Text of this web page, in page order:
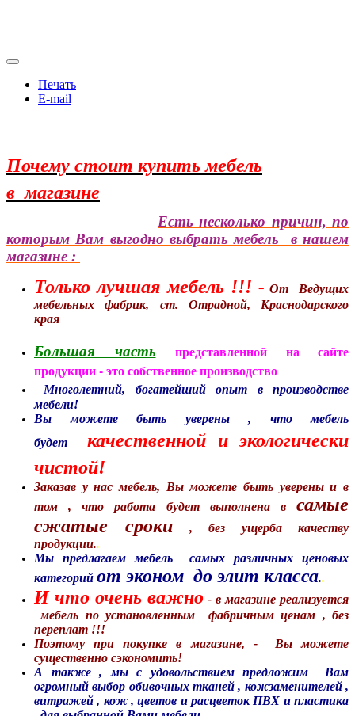
Печать
E-mail
Почему стоит купить мебель
в магазине
Есть несколько причин, по
которым Вам выгодно выбрать мебель в нашем
магазине :
Только лучшая мебель !!! - От Ведущих
мебельных фабрик, ст. Отрадной, Краснодарского
края
Большая часть представленной на сайте
продукции - это собственное производство
Многолетний, богатейший опыт в производстве
мебели!
Вы
можете быть уверены , что мебель
будет
качественной и экологически
чистой!
Заказав у нас мебель, Вы можете быть уверены и в
том , что работа будет выполнена в самые
сжатые сроки , без ущерба качеству
продукции..
Мы предлагаем мебель самых различных ценовых
категорий от эконом до элит класса..
И что очень важно - в магазине реализуется
мебель по установленным фабричным ценам , без
переплат !!!
Поэтому при покупке в магазине, - Вы можете
существенно сэкономить!
А также , мы с удовольствием предложим Вам
огромный выбор обивочных тканей , кожзаменителей ,
витражей , кож , цветов и расцветок ПВХ и пластика